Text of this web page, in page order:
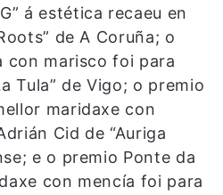
á estética recaeu en
de A Coruña; o
con marisco foi para
Tula” de Vigo; o premio
maridaxe con
Cid de “Auriga
e o premio Ponte da
con mencía foi para